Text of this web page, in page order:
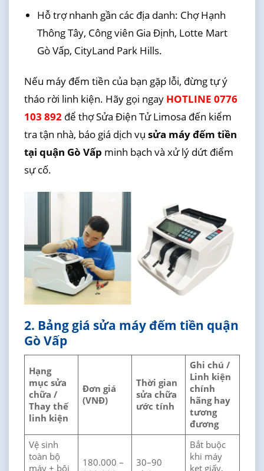
Hỗ trợ nhanh gần các địa danh: Chợ Hạnh
Thông Tây, Công viên Gia Định, Lotte Mart
Gò Vấp, CityLand Park Hills.
Nếu máy đếm tiền của bạn gặp lỗi, đừng tự ý
tháo rời linh kiện. Hãy gọi ngay HOTLINE 0776
103 892để thợ Sửa Điện Tử Limosa đến kiểm
tra tận nhà, báo giá dịch vụ sửa máy đếm tiền
tại quận Gò Vấp minh bạch và xử lý dứt điểm
sự cố.
2. Bảng giá sửa máy đếm tiền quận
Gò Vấp
Hạng
mục sửa
chữa /
Thay thế
linh kiện
Đơn giá
(VNĐ)
Thời gian
sửa chữa
ước tính
Ghi chú /
Linh kiện
chính
hãng hay
tương
đương
Vệ sinh
toàn bộ
máy + bôi
180.000 –
30–90
Bắt buộc
khi máy
kẹt giấy,